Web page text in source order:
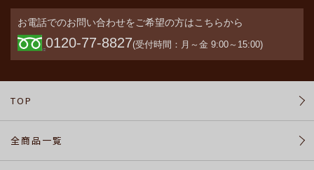
問
会
員
登
お電話でのお問い合わせをご希望の方はこちらから
0120-77-8827(受付時間：月～金 9:00～15:00)
TOP
全商品一覧